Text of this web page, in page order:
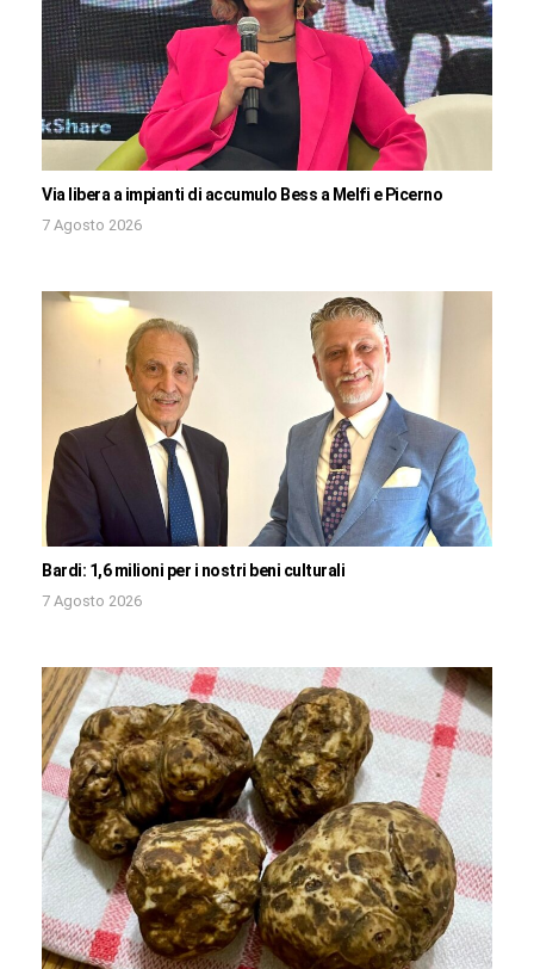
Via libera a impianti di accumulo Bess a Melfi e Picerno
7 Agosto 2026
Bardi: 1,6 milioni per i nostri beni culturali
7 Agosto 2026